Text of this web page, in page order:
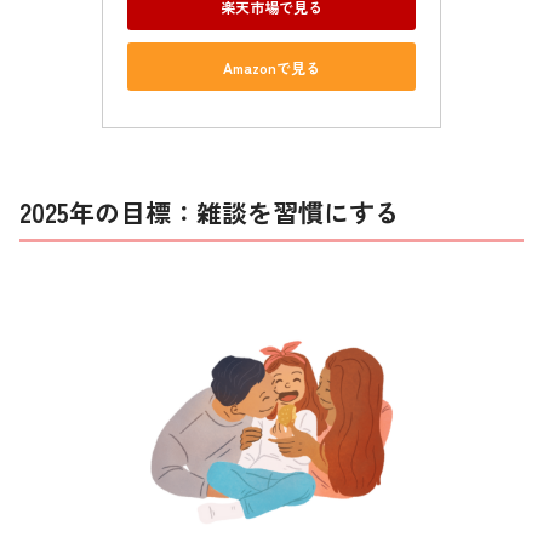
楽天市場で見る
Amazonで見る
2025年の目標：雑談を習慣にする